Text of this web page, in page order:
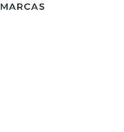
MARCAS